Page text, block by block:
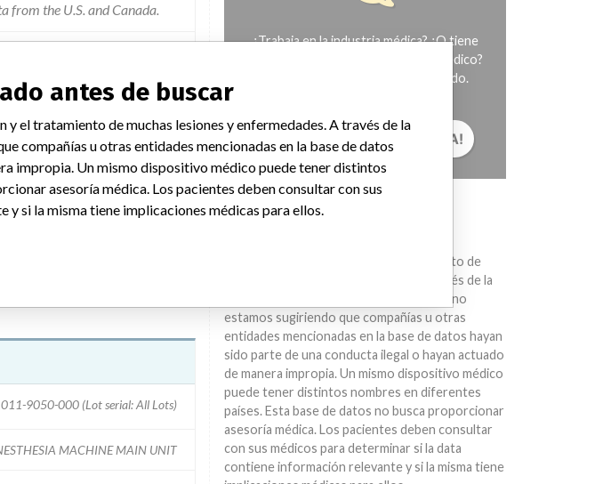
from the U.S. and Canada.
self-correcting
devices.Delivery of
to hypotension in certain
injuries reported as a result
9050-000 (Lot serial: All Lots)
MACHINE MAIN UNIT
¿Trabaja en la industria médica? ¿O tiene
experiencia con algún dispositivo médico?
Nuestra reportería no ha terminado.
¡CUÉNTANOS TU HISTORIA!
AVISO
diagnóstico, la prevención y el tratamiento de
muchas lesiones y enfermedades. A través de la
International Medical Devices Database no
estamos sugiriendo que compañías u otras
entidades mencionadas en la base de datos hayan
sido parte de una conducta ilegal o hayan actuado
de manera impropia. Un mismo dispositivo médico
puede tener distintos nombres en diferentes
países. Esta base de datos no busca proporcionar
asesoría médica. Los pacientes deben consultar
con sus médicos para determinar si la data
contiene información relevante y si la misma tiene
antes de buscar
el tratamiento de muchas lesiones y enfermedades. A través de la
compañías u otras entidades mencionadas en la base de datos
impropia. Un mismo dispositivo médico puede tener distintos
asesoría médica. Los pacientes deben consultar con sus
si la misma tiene implicaciones médicas para ellos.